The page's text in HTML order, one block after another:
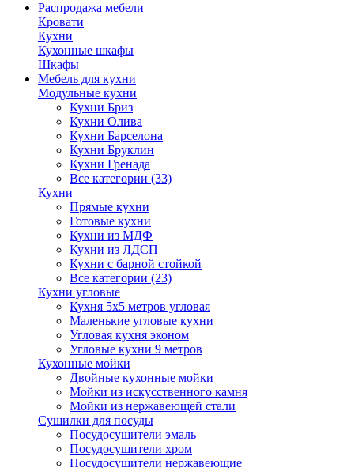
Распродажа мебели
Кровати
Кухни
Кухонные шкафы
Шкафы
Мебель для кухни
Модульные кухни
Кухни Бриз
Кухни Олива
Кухни Барселона
Кухни Бруклин
Кухни Гренада
Все категории (33)
Кухни
Прямые кухни
Готовые кухни
Кухни из МДФ
Кухни из ЛДСП
Кухни с барной стойкой
Все категории (23)
Кухни угловые
Кухня 5х5 метров угловая
Маленькие угловые кухни
Угловая кухня эконом
Угловые кухни 9 метров
Кухонные мойки
Двойные кухонные мойки
Мойки из искусственного камня
Мойки из нержавеющей стали
Сушилки для посуды
Посудосушители эмаль
Посудосушители хром
Посудосушители нержавеющие